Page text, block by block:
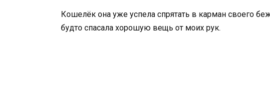
Кошелёк она уже успела спрятать в карман своего
будто спасала хорошую вещь от моих рук.